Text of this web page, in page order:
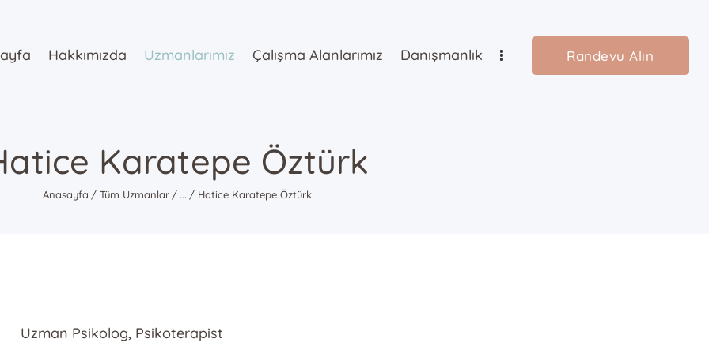
Hakkımızda Uzmanlarımız Çalışma Alanlarımız Danışmanlık Randevu Alın
Karatepe Öztürk
Anasayfa Tüm Uzmanlar ... Hatice Karatepe Öztürk
Hakkımızda
z
Çalışma
Blog
Uzman Psikolog, Psikoterapist